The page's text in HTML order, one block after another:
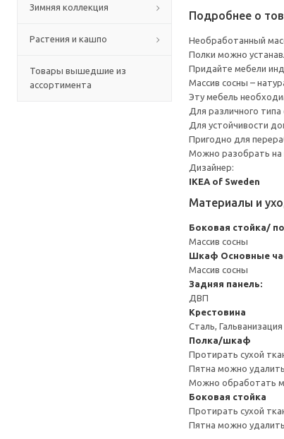
Зимняя коллекция
Растения и кашпо
Товары вышедшие из
ассортимента
Подробнее о
Необработанный
Полки можно
Придайте мебели
Массив сосны –
Эту мебель
Для различного
Для устойчивости
Пригодно для
Можно разобрать на
Дизайнер:
IKEA of Sweden
Материалы и
Боковая стойка/
Массив сосны
Шкаф Основные
Массив сосны
Задняя панель:
ДВП
Крестовина
Сталь, Гальванизация
Полка/шкаф
Протирать сухой
Пятна можно
Можно обработать
Боковая стойка
Протирать сухой
Пятна можно